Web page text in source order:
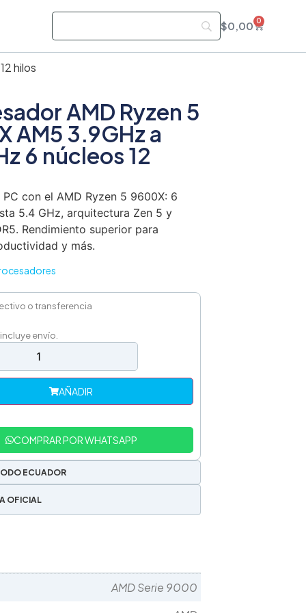
$0,00 0
hilos
AMD Ryzen 5
AM5 3.9GHz a
6 núcleos 12
con el AMD Ryzen 5 9600X: 6
5.4 GHz, arquitectura Zen 5 y
Rendimiento superior para
y más.
o transferencia
envío.
AÑADIR
COMPRAR POR WHATSAPP
ECUADOR
OFICIAL
AMD Serie 9000